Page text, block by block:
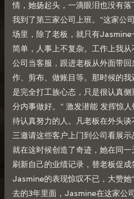
情，她扬起头，一滴眼泪也没有落
我到了第三家公司上班。”这家公
场里，除了老板，就只有Jasmine
简单，人事上不复杂。工作上我
公司当客服，跟进老板从外面带
作、剪布、做账目等。那时候的我
是完全打工族心态，只是很认真
分内事做好。” 激发潜能 发挥惊
待认真努力的人。凡老板在外头
三邀请这些客户上门到公司看展
就在这时候创造了奇迹，她在同一
刷新自己的业绩记录，替老板促
Jasmine的表现惊叹不已，大赞她
去的3年里面，Jasmine在这家公